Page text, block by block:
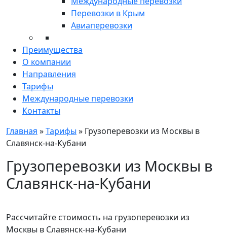
Перевозки в Крым
Авиаперевозки
Преимущества
О компании
Направления
Тарифы
Международные перевозки
Контакты
Главная »Тарифы » Грузоперевозки из Москвы в
Славянск-на-Кубани
Грузоперевозки из Москвы в
Славянск-на-Кубани
Рассчитайте стоимость на грузоперевозки из
Москвы в Славянск-на-Кубани